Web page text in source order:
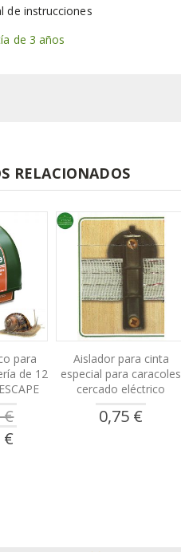
de instrucciones
de 3 años
RELACIONADOS
para
de 12
€
€
Aislador para cinta
especial para caracoles
cercado eléctrico
0,75 €